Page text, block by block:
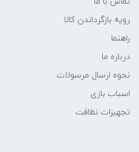
رویه بازگرداندن کالا
راهنما
درباره ما
نحوه ارسال مرسولات
اسباب بازی
تجهیزات نظافت